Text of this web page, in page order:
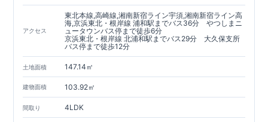
アクセス
東北本線,高崎線,湘南新宿ライン宇須,湘南新宿ライン高
海,京浜東北・根岸線 浦和駅までバス36分 やつしまニ
ュータウンバス停まで徒歩6分
京浜東北・根岸線 北浦和駅までバス29分 大久保支所
バス停まで徒歩12分
土地面積 147.14㎡
建物面積 103.92㎡
間取り 4LDK